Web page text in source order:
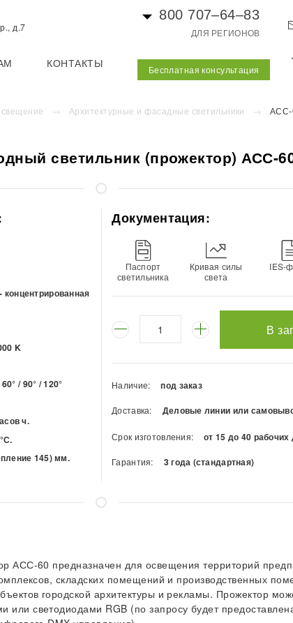
д.7
800 707–64–83
ДЛЯ РЕГИОНОВ
КОНТАКТЫ
Бесплатная консультация
Архитектурные и фасадные светильники АСС-
светильник (прожектор) АСС-
концентрированная
K
/ 90° / 120°
ч.
145) мм.
Документация:
Паспорт
светильника
Кривая силы
света
IES-
В
Наличие: под заказ
Доставка: Деловые линии или
Срок изготовления: от 15 до 40 рабочих
Гарантия: 3 года (стандартная)
АСС-60 предназначен для освещения территорий
складских помещений и производственных
городской архитектуры и рекламы. Прожектор
светодиодами RGB (по запросу будет